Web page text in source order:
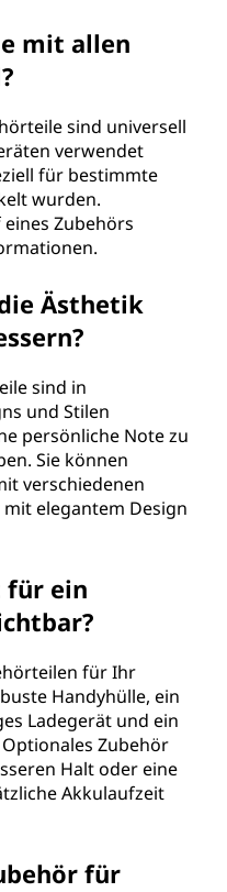
mit allen
sind universell
verwendet
für bestimmte
wurden.
Zubehörs
Ästhetik
sind in
und Stilen
persönliche Note zu
Sie können
verschiedenen
elegantem Design
für ein
für Ihr
Handyhülle, ein
Ladegerät und ein
Zubehör
Halt oder eine
Akkulaufzeit
für